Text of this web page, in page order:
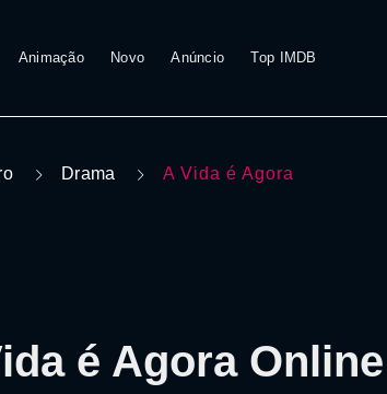
Animação Novo Anúncio Top IMDB
Drama A Vida é Agora
é Agora Online